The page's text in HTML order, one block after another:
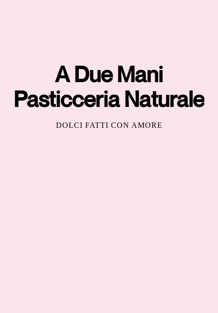
A Due Mani
Pasticceria Naturale
DOLCI FATTI CON AMORE